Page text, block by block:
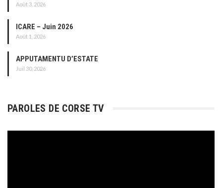
Août 3, 2026
ICARE – Juin 2026
Août 1, 2026
APPUTAMENTU D’ESTATE
Juil 30, 2026
PAROLES DE CORSE TV